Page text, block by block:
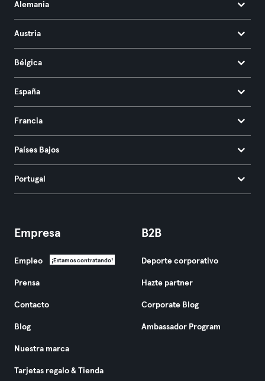
Alemania
Austria
Bélgica
España
Francia
Países Bajos
Portugal
Empresa
Empleo ¡Estamos contratando!
Prensa
Contacto
Blog
Nuestra marca
Tarjetas regalo & Tienda
B2B
Deporte corporativo
Hazte partner
Corporate Blog
Ambassador Program